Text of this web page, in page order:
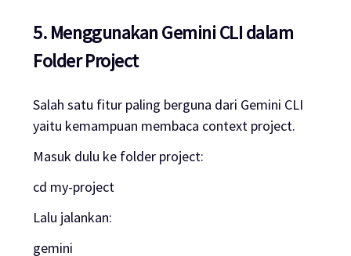
5. Menggunakan Gemini CLI dalam
Folder Project
Salah satu fitur paling berguna dari Gemini CLI
yaitu kemampuan membaca context project.
Masuk dulu ke folder project:
cd my-project
Lalu jalankan:
gemini